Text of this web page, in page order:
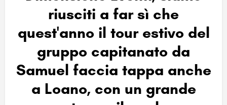
riusciti a far sì che
quest'anno il tour estivo del
gruppo capitanato da
Samuel faccia tappa anche
a Loano, con un grande